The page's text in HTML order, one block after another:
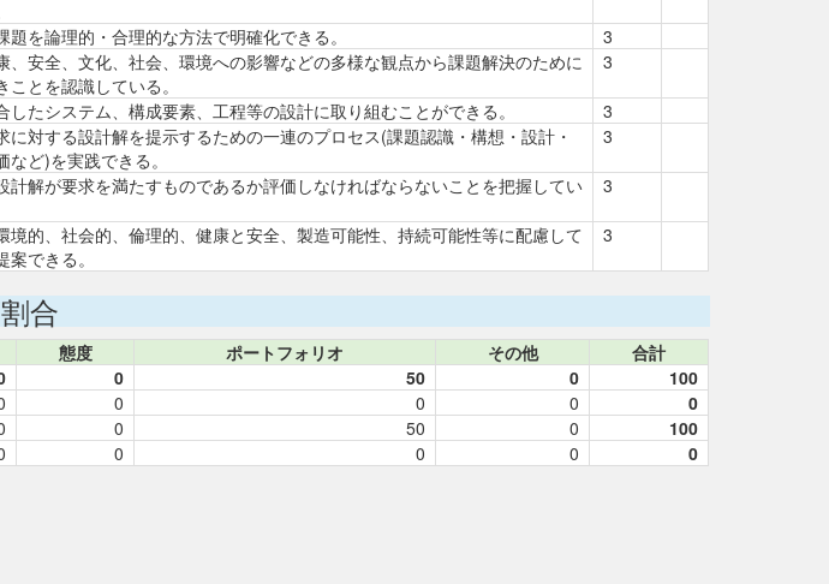
題を論理的・合理的な方法で明確化できる。
3
、安全、文化、社会、環境への影響などの多様な観点から課題解決のために
ことを認識している。
3
したシステム、構成要素、工程等の設計に取り組むことができる。
3
に対する設計解を提示するための一連のプロセス(課題認識・構想・設計・
など)を実践できる。
3
計解が要求を満たすものであるか評価しなければならないことを把握してい
3
境的、社会的、倫理的、健康と安全、製造可能性、持続可能性等に配慮して
できる。
3
合
態度 ポートフォリオ その他
合計
0 50 0
100
0 0 0
0
0 50 0
100
0 0 0 0